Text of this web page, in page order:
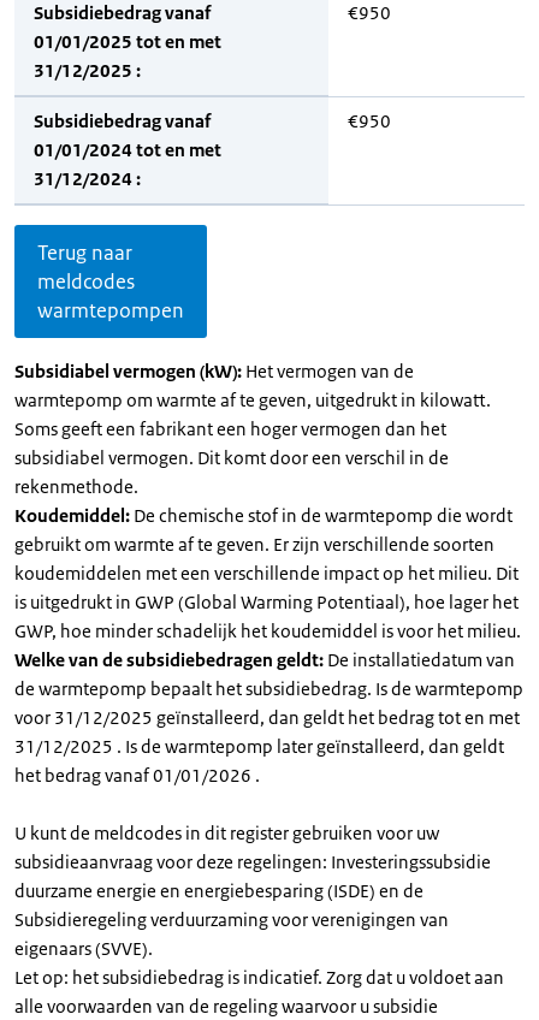
Subsidiebedrag vanaf
01/01/2025 tot en met
31/12/2025 :
€950
Subsidiebedrag vanaf
01/01/2024 tot en met
31/12/2024 :
€950
Terug naar
meldcodes
warmtepompen
Subsidiabel vermogen (kW): Het vermogen van de
warmtepomp om warmte af te geven, uitgedrukt in kilowatt.
Soms geeft een fabrikant een hoger vermogen dan het
subsidiabel vermogen. Dit komt door een verschil in de
rekenmethode.
Koudemiddel: De chemische stof in de warmtepomp die wordt
gebruikt om warmte af te geven. Er zijn verschillende soorten
koudemiddelen met een verschillende impact op het milieu. Dit
is uitgedrukt in GWP (Global Warming Potentiaal), hoe lager het
GWP, hoe minder schadelijk het koudemiddel is voor het milieu.
Welke van de subsidiebedragen geldt: De installatiedatum van
de warmtepomp bepaalt het subsidiebedrag. Is de warmtepomp
voor 31/12/2025 geïnstalleerd, dan geldt het bedrag tot en met
31/12/2025 . Is de warmtepomp later geïnstalleerd, dan geldt
het bedrag vanaf 01/01/2026 .
U kunt de meldcodes in dit register gebruiken voor uw
subsidieaanvraag voor deze regelingen: Investeringssubsidie
duurzame energie en energiebesparing (ISDE) en de
Subsidieregeling verduurzaming voor verenigingen van
eigenaars (SVVE).
Let op: het subsidiebedrag is indicatief. Zorg dat u voldoet aan
alle voorwaarden van de regeling waarvoor u subsidie